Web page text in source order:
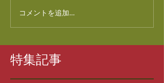
コメントを追加…
特集記事